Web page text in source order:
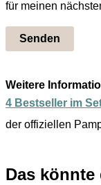
für meinen
Weitere
4 Bestseller im
der offiziellen
Das